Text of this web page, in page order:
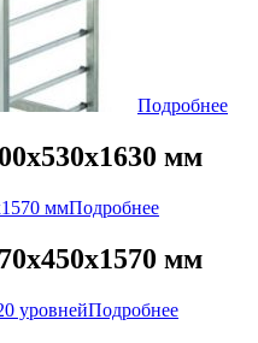
Подробнее
мм
Подробнее
мм
Подробнее